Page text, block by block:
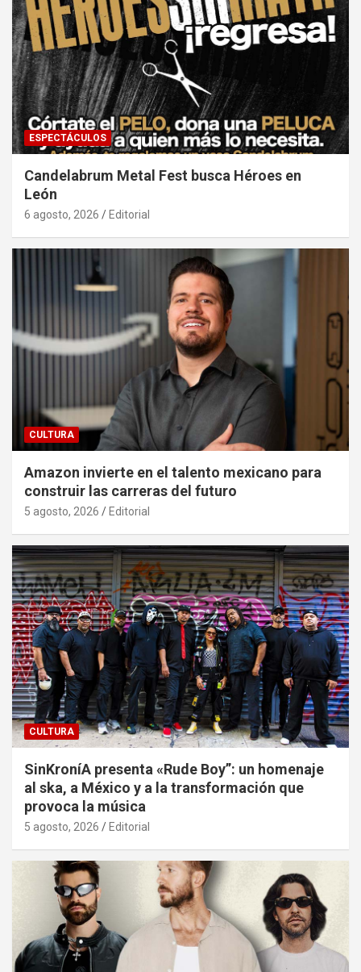
ESPECTÁCULOS
Candelabrum Metal Fest busca Héroes en
León
6 agosto, 2026 Editorial
CULTURA
Amazon invierte en el talento mexicano para
construir las carreras del futuro
5 agosto, 2026 Editorial
CULTURA
SinKroníA presenta «Rude Boy”: un homenaje
al ska, a México y a la transformación que
provoca la música
5 agosto, 2026 Editorial